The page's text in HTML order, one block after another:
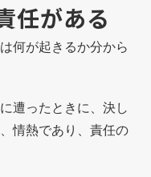
任がある
何が起きるか分から
遭ったときに、決し
情熱であり、責任の